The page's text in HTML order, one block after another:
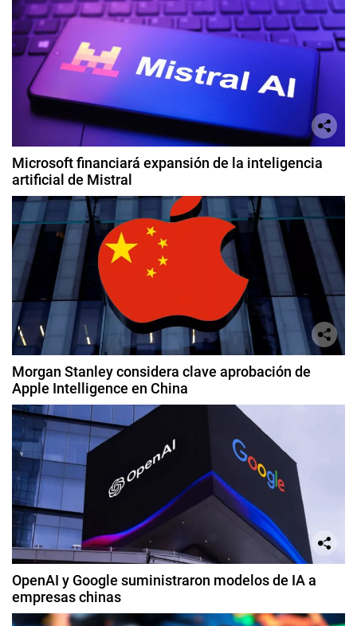
Microsoft financiará expansión de la inteligencia
artificial de Mistral
Morgan Stanley considera clave aprobación de
Apple Intelligence en China
OpenAI y Google suministraron modelos de IA a
empresas chinas